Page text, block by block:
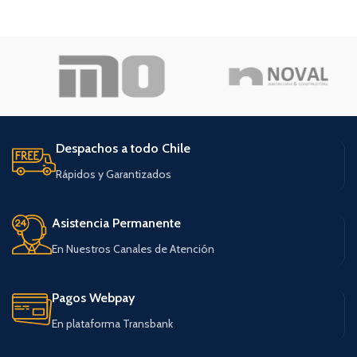
Despachos a todo Chile
Rápidos y Garantizados
Asistencia Permanente
En Nuestros Canales de Atención
Pagos Webpay
En plataforma Transbank